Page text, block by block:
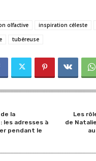
olfactive inspiration céleste
tubéreuse
la
les adresses à
pendant le
Les
de